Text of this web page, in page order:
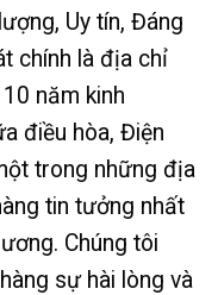
Uy tín, Đáng
chính là địa chỉ
năm kinh
điều hòa, Điện
trong những địa
tin tưởng nhất
Chúng tôi
sự hài lòng và